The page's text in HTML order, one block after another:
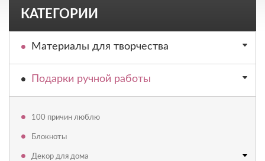
КАТЕГОРИИ
Материалы для творчества
Подарки ручной работы
100 причин люблю
Блокноты
Декор для дома